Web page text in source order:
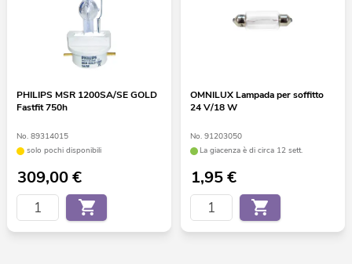
PHILIPS MSR 1200SA/SE GOLD
Fastfit 750h
No. 89314015
solo pochi disponibili
309,00€
OMNILUX Lampada per soffitto
24 V/18 W
No. 91203050
La giacenza è di circa 12 sett.
1,95€